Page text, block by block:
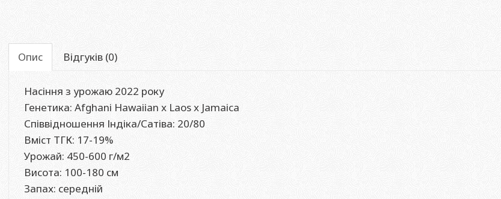
Опис Відгуків (0)
Насіння з урожаю 2022 року
Генетика: Afghani Hawaiian x Laos x Jamaica
Співвідношення Індіка/Сатіва: 20/80
Вміст ТГК: 17-19%
Урожай: 450-600 г/м2
Висота: 100-180 см
Запах: середній